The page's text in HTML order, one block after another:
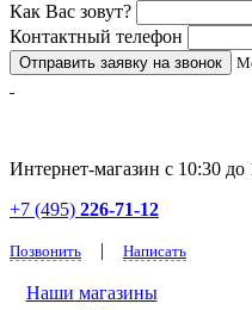
Как Вас зовут?
Контактный телефон
Интернет-магазин с 10:30 до
+7 (495) 226-71-12
Позвонить | Написать
Наши магазины